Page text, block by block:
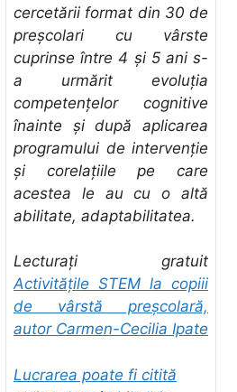
cercetării format din 30 de
preșcolari cu vârste
cuprinse între 4 și 5 ani s-
a urmărit evoluția
competențelor cognitive
înainte și după aplicarea
programului de intervenție
și corelațiile pe care
acestea le au cu o altă
abilitate, adaptabilitatea.
Lecturați gratuit
Activitățile STEM la copiii
de vârstă preșcolară,
autor Carmen-Cecilia Ipate
Lucrarea poate fi citită